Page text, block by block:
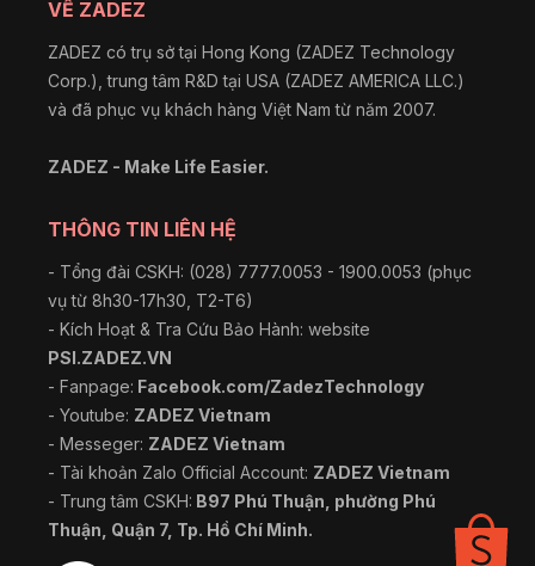
VỀ ZADEZ
ZADEZ có trụ sở tại Hong Kong (ZADEZ Technology
Corp.), trung tâm R&D tại USA (ZADEZ AMERICA LLC.)
và đã phục vụ khách hàng Việt Nam từ năm 2007.
ZADEZ - Make Life Easier.
THÔNG TIN LIÊN HỆ
- Tổng đài CSKH: (028) 7777.0053 - 1900.0053 (phục
vụ từ 8h30-17h30, T2-T6)
- Kích Hoạt & Tra Cứu Bảo Hành: website
PSI.ZADEZ.VN
- Fanpage: Facebook.com/ZadezTechnology
- Youtube: ZADEZ Vietnam
- Messeger: ZADEZ Vietnam
- Tài khoản Zalo Official Account: ZADEZ Vietnam
- Trung tâm CSKH: B97 Phú Thuận, phường Phú
Thuận, Quận 7, Tp. Hồ Chí Minh.